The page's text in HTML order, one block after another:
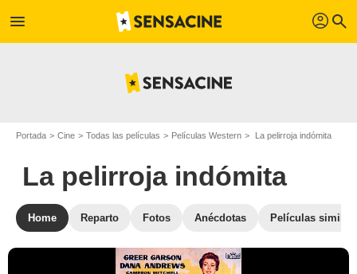
menu profil search
Portada Cine Todas las películas Películas Western La pelirroja indómita
La pelirroja indómita
Home Reparto Fotos Anécdotas Películas